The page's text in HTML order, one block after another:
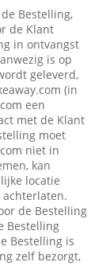
Bestelling,
de Klant
in ontvangst
is op
geleverd,
(in
een
met de Klant
moet
niet in
kan
locatie
de Bestelling
Bestelling
Bestelling is
zelf bezorgt,